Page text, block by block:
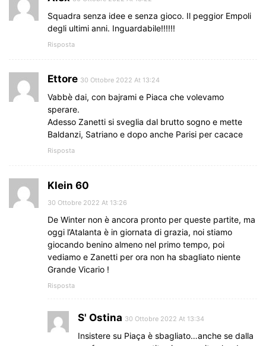
Squadra senza idee e senza gioco. Il peggior Empoli
degli ultimi anni. Inguardabile!!!!!!
Risposta
Ettore 30 Ottobre 2022 At 13:24
Vabbè dai, con bajrami e Piaca che volevamo
sperare.
Adesso Zanetti si sveglia dal brutto sogno e mette
Baldanzi, Satriano e dopo anche Parisi per cacace
Risposta
Klein 60
30 Ottobre 2022 At 13:26
De Winter non è ancora pronto per queste partite, ma
oggi l’Atalanta è in giornata di grazia, noi stiamo
giocando benino almeno nel primo tempo, poi
vediamo e Zanetti per ora non ha sbagliato niente
Grande Vicario !
Risposta
S' Ostina 30 Ottobre 2022 At 13:34
Insistere su Piaça è sbagliato…anche se dalla